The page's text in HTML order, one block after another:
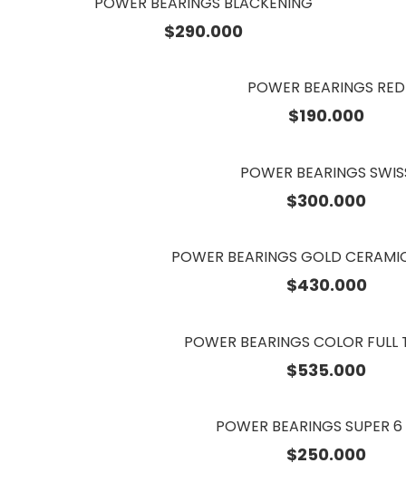
$290.000
POWER BEARINGS RED
$190.000
POWER BEARINGS
$300.000
POWER BEARINGS GOLD
$430.000
POWER BEARINGS COLOR FULL
$535.000
POWER BEARINGS SUPER 6
$250.000